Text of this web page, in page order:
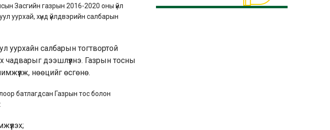
Засгийн газрын 2016-2020 оны үйл
уурхай, хүнд үйлдвэрийн салбарын
уурхайн салбарын тогтвортой
дээшлүүлнэ. Газрын тосны
нөөцийг өсгөнө.
батлагдсан Газрын тос болон